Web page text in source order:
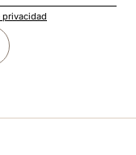
privacidad